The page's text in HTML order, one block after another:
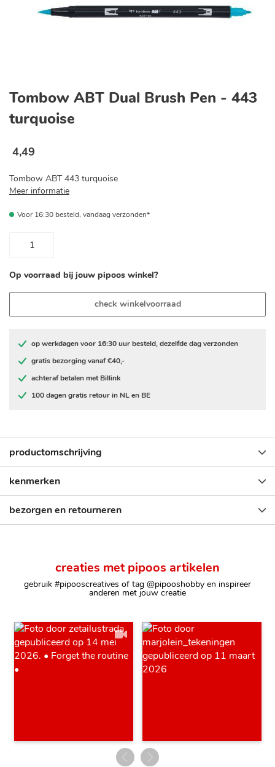
het
van
afbeeldingen-
gallerij
Tombow ABT Dual Brush Pen - 443
turquoise
4,49
Tombow ABT 443 turquoise
Meer informatie
Voor 16:30 besteld, vandaag verzonden*
Op voorraad bij jouw pipoos winkel?
check winkelvoorraad
op werkdagen voor 16:30 uur besteld, dezelfde dag verzonden
gratis bezorging vanaf €40,-
achteraf betalen met Billink
100 dagen gratis retour in NL en BE
productomschrijving
kenmerken
bezorgen en retourneren
creaties met pipoos artikelen
gebruik #pipooscreatives of tag @pipooshobby en inspireer
anderen met jouw creatie